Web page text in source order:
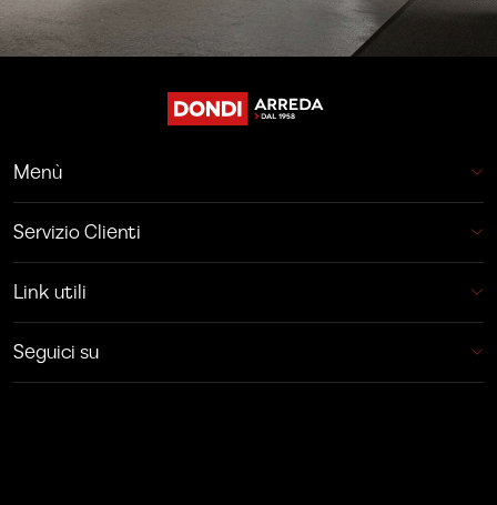
Menù
Servizio Clienti
Link utili
Seguici su